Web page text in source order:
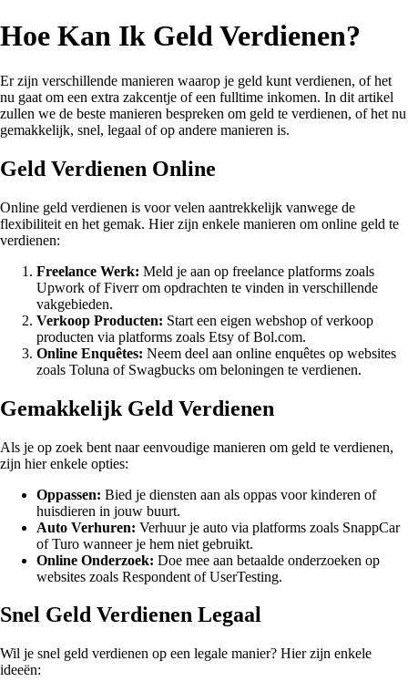
Hoe Kan Ik Geld Verdienen?
Er zijn verschillende manieren waarop je geld kunt verdienen, of het
nu gaat om een extra zakcentje of een fulltime inkomen. In dit artikel
zullen we de beste manieren bespreken om geld te verdienen, of het nu
gemakkelijk, snel, legaal of op andere manieren is.
Geld Verdienen Online
Online geld verdienen is voor velen aantrekkelijk vanwege de
flexibiliteit en het gemak. Hier zijn enkele manieren om online geld te
verdienen:
Freelance Werk: Meld je aan op freelance platforms zoals
Upwork of Fiverr om opdrachten te vinden in verschillende
vakgebieden.
Verkoop Producten: Start een eigen webshop of verkoop
producten via platforms zoals Etsy of Bol.com.
Online Enquêtes: Neem deel aan online enquêtes op websites
zoals Toluna of Swagbucks om beloningen te verdienen.
Gemakkelijk Geld Verdienen
Als je op zoek bent naar eenvoudige manieren om geld te verdienen,
zijn hier enkele opties:
Oppassen: Bied je diensten aan als oppas voor kinderen of
huisdieren in jouw buurt.
Auto Verhuren: Verhuur je auto via platforms zoals SnappCar
of Turo wanneer je hem niet gebruikt.
Online Onderzoek: Doe mee aan betaalde onderzoeken op
websites zoals Respondent of UserTesting.
Snel Geld Verdienen Legaal
Wil je snel geld verdienen op een legale manier? Hier zijn enkele
ideeën: